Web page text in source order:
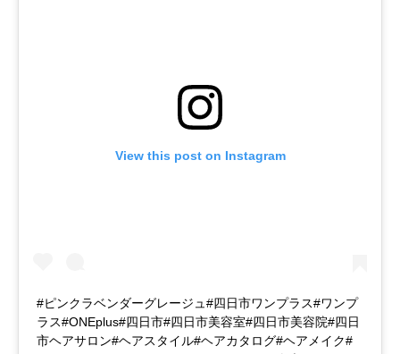
View this post on Instagram
#ピンクラベンダーグレージュ#四日市ワンプラス#ワンプ
ラス#ONEplus#四日市#四日市美容室#四日市美容院#四日
市ヘアサロン#ヘアスタイル#ヘアカタログ#ヘアメイク#